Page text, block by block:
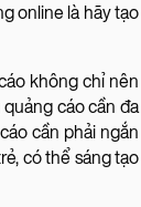
online là hãy tạo
không chỉ nên
cáo cần đa
cần phải ngắn
có thể sáng tạo